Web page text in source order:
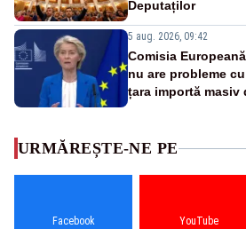
Deputaților
5 aug. 2026, 09:42
Comisia
nu are probleme
țara importă masiv
URMĂREȘTE-NE PE
Facebook YouTube